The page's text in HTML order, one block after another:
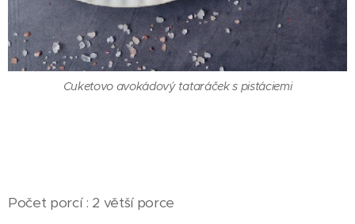
Cuketovo avokádový tataráček s pistáciemi
Počet porcí : 2 větší porce